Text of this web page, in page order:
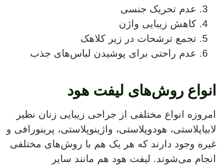
عدم تحریک جنسی
کاهش زیبایی واژن
تجمع ترشحات در زیر کلاهک
عدم راحتی برای پوشیدن لباس‌های جذب
انواع روش‌های لیفت هود
امروزه انواع مختلفی از جراحی زیبایی زنان نظیر
لابیاپلاستی، هودوپلاستی، واژینوپلاستی، پرینورافی و
غیره وجود دارند که هر یک هم با روش‌های مختلفی
انجام می‌شوند. لیفت هود هم مانند سایر